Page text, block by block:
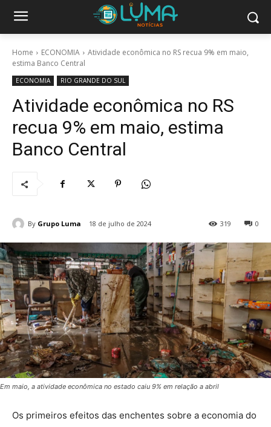
Home ECONOMIA
Atividade econômica no RS recua 9% em maio,
estima Banco Central
ECONOMIA RIO GRANDE DO SUL
Atividade econômica no RS
recua 9% em maio, estima
Banco Central
By Grupo Luma 18 de julho de 2024 0
319
Em maio, a atividade econômica no estado caiu 9% em relação a abril
Os primeiros efeitos das enchentes sobre a economia do